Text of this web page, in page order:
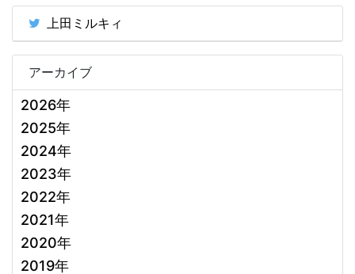
上田ミルキィ
アーカイブ
2026年
2025年
2024年
2023年
2022年
2021年
2020年
2019年